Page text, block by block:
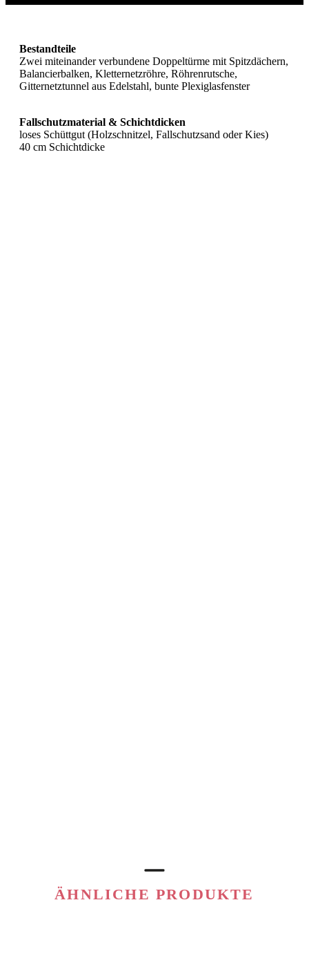
Bestandteile
Zwei miteinander verbundene Doppeltürme mit Spitzdächern,
Balancierbalken, Kletternetzröhre, Röhrenrutsche,
Gitternetztunnel aus Edelstahl, bunte Plexiglasfenster
Fallschutzmaterial & Schichtdicken
loses Schüttgut (Holzschnitzel, Fallschutzsand oder Kies)
40 cm Schichtdicke
ÄHNLICHE PRODUKTE